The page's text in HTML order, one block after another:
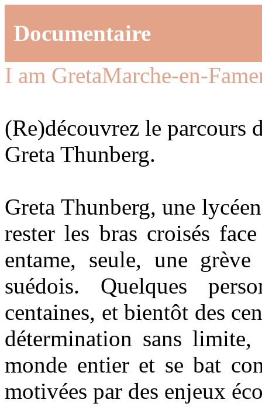
Documentaire
I am GretaMarche-en-
(Re)découvrez le parcours
Greta Thunberg.
Greta Thunberg, une
rester les bras croisés
entame, seule, une
suédois. Quelques
centaines, et bientôt des
détermination sans
monde entier et se bat
motivées par des enjeux